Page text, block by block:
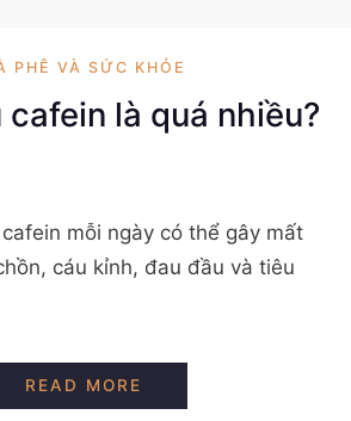
PHÊ VÀ SỨC KHỎE
cafein là quá nhiều?
mỗi ngày có thể gây mất
cáu kỉnh, đau đầu và tiêu
READ MORE